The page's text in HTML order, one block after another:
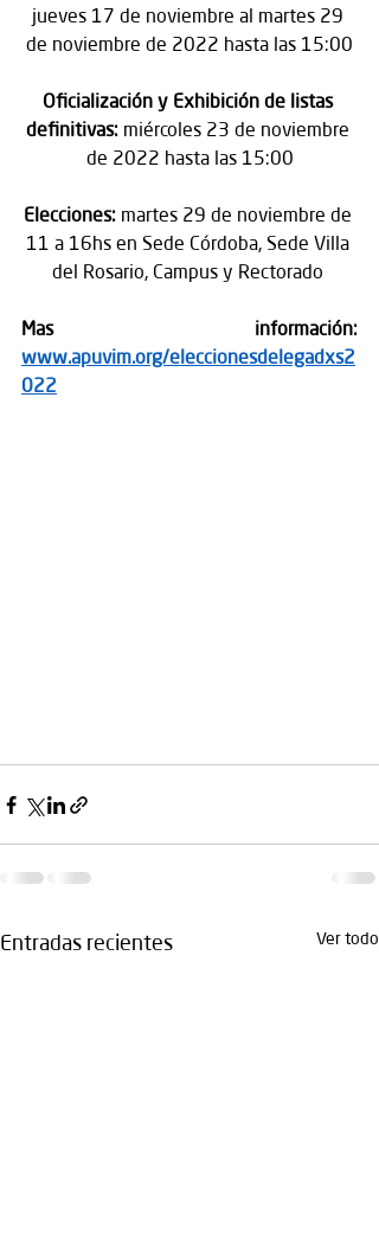
jueves 17 de noviembre al martes 29
de noviembre de 2022 hasta las 15:00
Oficialización y Exhibición de listas
definitivas: miércoles 23 de noviembre
de 2022 hasta las 15:00
Elecciones: martes 29 de noviembre de
11 a 16hs en Sede Córdoba, Sede Villa
del Rosario, Campus y Rectorado
www.apuvim.org/eleccionesdelegadxs2
022
Entradas recientes Ver todo